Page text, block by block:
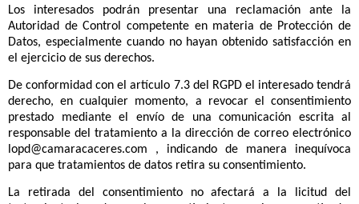
carácter repetitivo, situaciones en las que el responsable del
tratamiento podrá cobrar un canon razonable o negarse a actuar.
Los interesados podrán presentar una reclamación ante la
Autoridad de Control competente en materia de Protección de
Datos, especialmente cuando no hayan obtenido satisfacción en
el ejercicio de sus derechos.
De conformidad con el artículo 7.3 del RGPD el interesado tendrá
derecho, en cualquier momento, a revocar el consentimiento
prestado mediante el envío de una comunicación escrita al
responsable del tratamiento a la dirección de correo electrónico
lopd@camaracaceres.com, indicando de manera inequívoca